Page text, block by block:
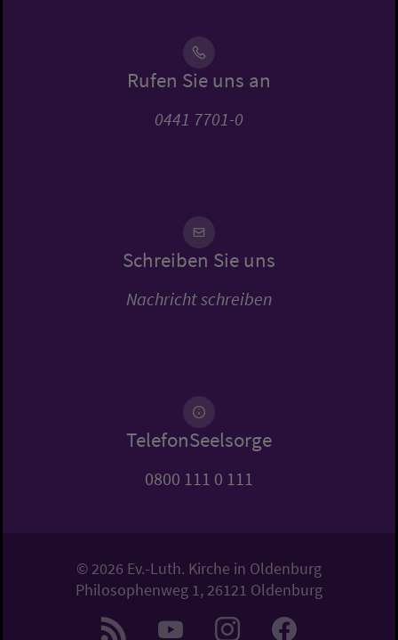
Rufen Sie uns an
0441 7701-0
Schreiben Sie uns
Nachricht schreiben
TelefonSeelsorge
0800 111 0 111
© 2026 Ev.-Luth. Kirche in Oldenburg
Philosophenweg 1, 26121 Oldenburg